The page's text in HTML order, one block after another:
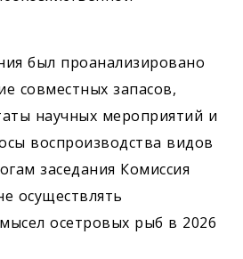
был проанализировано
совместных запасов,
научных мероприятий и
воспроизводства видов
заседания Комиссия
осуществлять
осетровых рыб в 2026